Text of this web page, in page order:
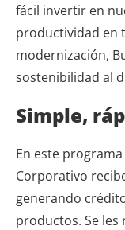
fácil invertir en
productividad en
modernización,
sostenibilidad al
Simple,
En este
Corporativo
generando
productos. Se les